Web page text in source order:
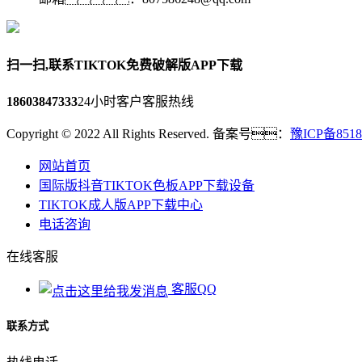
扫一扫,联系TIKTOK免费破解版APP下载
1860384733324小时客户客服热线
Copyright © 2022 All Rights Reserved. 备案号： 豫ICP备
网站首页
国际版抖音TIKTOK色板APP下载设备
TIKTOK成人版APP下载中心
电话咨询
在线客服
客服QQ
联系方式